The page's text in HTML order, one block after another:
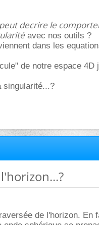
decrire le
avec nos outils ?
dans les
de notre espace 4D
singularité...?
de l'horizon. En